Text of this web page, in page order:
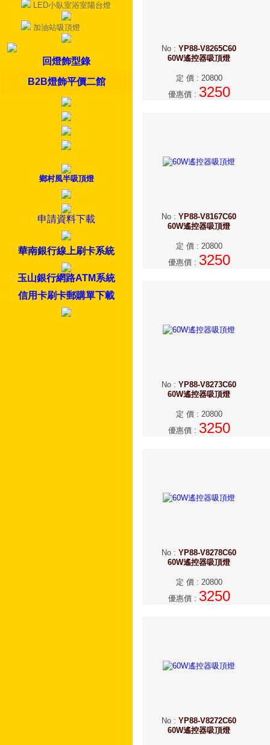
LED小臥室浴室陽台燈
加油站吸頂燈
回燈飾型錄
B2B燈飾平價二館
鄉村風半吸頂燈
申請資料下載
華南銀行線上刷卡系統
玉山銀行網路ATM系統
信用卡刷卡郵購單下載
No : YP88-V8265C60
60W遙控器吸頂燈
定 價: 20800
優惠價: 3250
No : YP88-V8167C60
60W遙控器吸頂燈
定 價: 20800
優惠價: 3250
No : YP88-V8273C60
60W遙控器吸頂燈
定 價: 20800
優惠價: 3250
No : YP88-V8278C60
60W遙控器吸頂燈
定 價: 20800
優惠價: 3250
No : YP88-V8272C60
60W遙控器吸頂燈